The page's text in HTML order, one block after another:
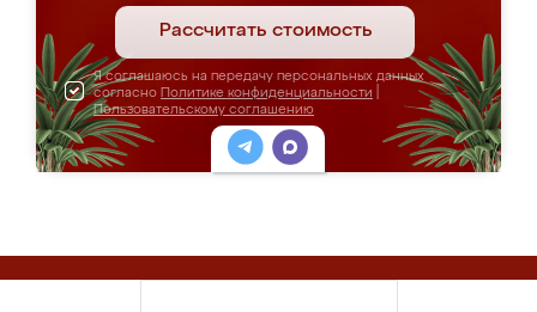
Рассчитать стоимость
Я соглашаюсь на передачу персональных данных
согласно Политике конфиденциальности
Пользовательскому соглашению